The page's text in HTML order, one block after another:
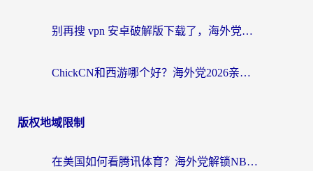
别再搜 vpn 安卓破解版下载了，海外党回国上网的正确姿势在这里
ChickCN和西游哪个好？海外党2026亲测回国加速器选择指南（附expressvpn中国对比）
版权地域限制
在美国如何看腾讯体育？海外党解锁NBA欧洲杯直播的终极攻略